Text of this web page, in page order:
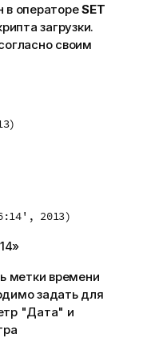
оператореSET
загрузки.
своим
2013)
»
метки времени
задать для
"Дата" и